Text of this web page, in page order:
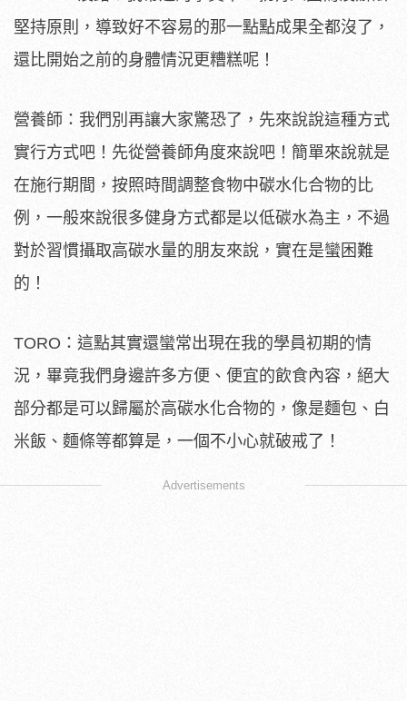
堅持原則，導致好不容易的那一點點成果全都沒了，
還比開始之前的身體情況更糟糕呢！
營養師：我們別再讓大家驚恐了，先來說說這種方式
實行方式吧！先從營養師角度來說吧！簡單來說就是
在施行期間，按照時間調整食物中碳水化合物的比
例，一般來說很多健身方式都是以低碳水為主，不過
對於習慣攝取高碳水量的朋友來說，實在是蠻困難
的！
TORO：這點其實還蠻常出現在我的學員初期的情
況，畢竟我們身邊許多方便、便宜的飲食內容，絕大
部分都是可以歸屬於高碳水化合物的，像是麵包、白
米飯、麵條等都算是，一個不小心就破戒了！
Advertisements